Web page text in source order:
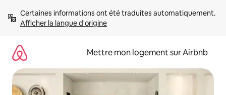
directement
Afficher la langue d'origine
Mettre mon logement sur Airbnb